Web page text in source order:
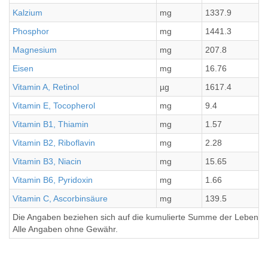
Kalzium mg
1337.9
Phosphor
mg
1441.3
Magnesium
mg
207.8
Eisen
mg
16.76
Vitamin A, Retinol
µg
1617.4
Vitamin E, Tocopherol
mg
9.4
Vitamin B1, Thiamin
mg
1.57
Vitamin B2, Riboflavin
mg
2.28
Vitamin B3, Niacin
mg
15.65
Vitamin B6, Pyridoxin
mg
1.66
Vitamin C, Ascorbinsäure
mg
139.5
Die Angaben beziehen sich auf die kumulierte Summe der
Alle Angaben ohne Gewähr.